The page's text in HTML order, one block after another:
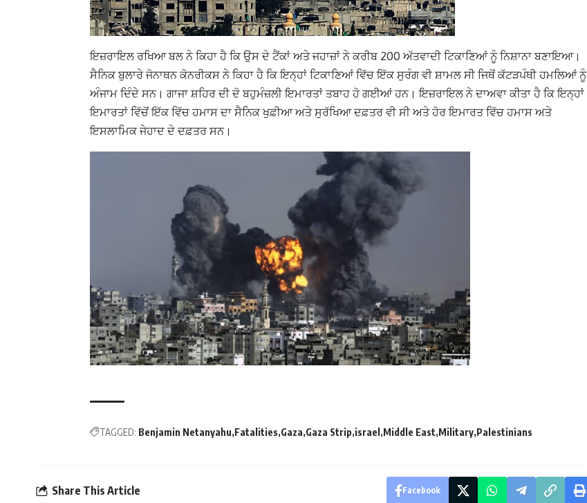
ਇਜ਼ਰਾਇਲ ਰਖਿਆ ਬਲ ਨੇ ਕਿਹਾ ਹੈ ਕਿ ਉਸ ਦੇ ਟੈਂਕਾਂ ਅਤੇ ਜਹਾਜ਼ਾਂ ਨੇ ਕਰੀਬ 200 ਅੱਤਵਾਦੀ ਟਿਕਾਣਿਆਂ ਨੂੰ ਨਿਸ਼ਾਨਾ ਬਣਾਇਆ।
ਸੈਨਿਕ ਬੁਲਾਰੇ ਜੋਨਾਥਨ ਕੋਨਰੀਕਸ ਨੇ ਕਿਹਾ ਹੈ ਕਿ ਇਨ੍ਹਾਂ ਟਿਕਾਣਿਆਂ ਵਿੱਚ ਇੱਕ ਸੁਰੰਗ ਵੀ ਸ਼ਾਮਲ ਸੀ ਜਿਥੋਂ ਕੱਟੜਪੰਥੀ ਹਮਲਿਆਂ ਨੂੰ
ਅੰਜਾਮ ਦਿੰਦੇ ਸਨ। ਗਾਜਾ ਸ਼ਹਿਰ ਦੀ ਦੋ ਬਹੁਮੰਜ਼ਲੀ ਇਮਾਰਤਾਂ ਤਬਾਹ ਹੋ ਗਈਆਂ ਹਨ। ਇਜ਼ਰਾਇਲ ਨੇ ਦਾਅਵਾ ਕੀਤਾ ਹੈ ਕਿ ਇਨ੍ਹਾਂ
ਇਮਾਰਤਾਂ ਵਿੱਚੋਂ ਇੱਕ ਵਿੱਚ ਹਮਾਸ ਦਾ ਸੈਨਿਕ ਖੁਫ਼ੀਆ ਅਤੇ ਸੁਰੱਖਿਆ ਦਫ਼ਤਰ ਵੀ ਸੀ ਅਤੇ ਹੋਰ ਇਮਾਰਤ ਵਿੱਚ ਹਮਾਸ ਅਤੇ
ਇਸਲਾਮਿਕ ਜੇਹਾਦ ਦੇ ਦਫ਼ਤਰ ਸਨ।
TAGGED: Benjamin Netanyahu Fatalities Gaza Gaza Strip israel Middle East Military Palestinians
Share This Article Facebook